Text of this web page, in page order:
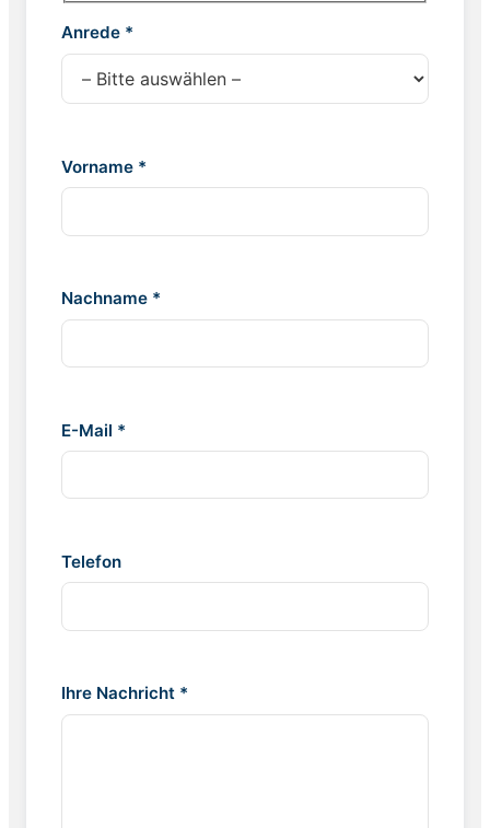
Anrede *
Vorname *
Nachname *
E-Mail *
Telefon
Ihre Nachricht *